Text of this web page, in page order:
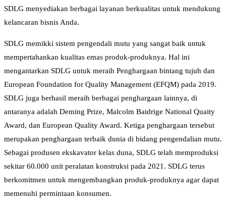
SDLG menyediakan berbagai layanan berkualitas untuk mendukung
kelancaran bisnis Anda.
SDLG memikki sistem pengendali mutu yang sangat baik untuk
mempertahankan kualitas emas produk-produknya. Hal ini
mengantarkan SDLG untuk meraih Penghargaan bintang tujuh dan
European Foundation for Quality Management (EFQM) pada 2019.
SDLG juga berhasil meraih berbagai penghargaan lainnya, di
antaranya adalah Deming Prize, Malcolm Baidrige National Quaity
Award, dan European Quality Award. Ketiga penghargaan tersebut
merupakan penghargaan terbaik dunia di bidang pengendalian mutu.
Sebagai produsen ekskavator kelas duna, SDLG telah memproduksi
sekitar 60.000 unit peralatan konstruksi pada 2021. SDLG terus
berkomitmen untuk mengembangkan produk-produknya agar dapat
memenuhi permintaan konsumen.